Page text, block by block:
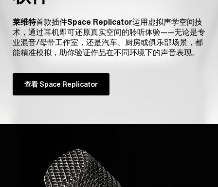
莱维特首款插件Space Replicator运用虚拟声学空间技
术，通过耳机即可还原真实空间的聆听体验——无论是专
业混音/母带工作室，还是汽车、厨房或俱乐部场景，都
能精准模拟，助你验证作品在不同环境下的声音表现。
查看 Space Replicator